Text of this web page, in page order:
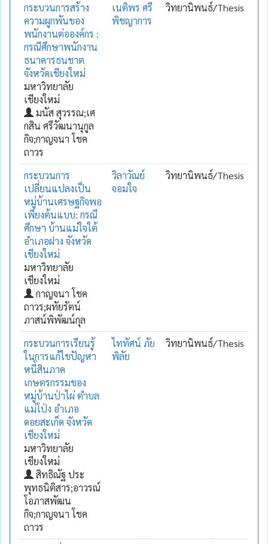
กระบวนการสร้าง
ความผูกพันของ
พนักงานต่อองค์กร :
กรณีศึกษาพนักงาน
ธนาคารธนชาต
จังหวัดเชียงใหม่
มหาวิทยาลัย
เชียงใหม่
มนัส สุวรรณ;เศ
กสิน ศรีวัฒนานุกูล
กิจ;กาญจนา โชค
ถาวร
เนติพร ศรี
พิชญาการ
วิทยานิพนธ์/Thesis
กระบวนการ
เปลี่ยนแปลงเป็น
หมู่บ้านเศรษฐกิจพอ
เพียงต้นแบบ: กรณี
ศึกษา บ้านแม่ใจใต้
อำเภอฝาง จังหวัด
เชียงใหม่
มหาวิทยาลัย
เชียงใหม่
กาญจนา โชค
ถาวร;ผทัยรัตน์
ภาสน์พิพัฒน์กุล
วิลาวัณย์
จอมใจ
วิทยานิพนธ์/Thesis
กระบวนการเรียนรู้
ในการแก้ไขปัญหา
หนี้สินภาค
เกษตรกรรมของ
หมู่บ้านป่าไผ่ ตำบล
แม่โป่ง อำเภอ
ดอยสะเก็ด จังหวัด
เชียงใหม่
มหาวิทยาลัย
เชียงใหม่
สิทธิณัฐ ประ
พุทธนิติสาร;อาวรณ์
โอภาสพัฒน
กิจ;กาญจนา โชค
ถาวร
ไททัศน์ ภัย
พิลัย
วิทยานิพนธ์/Thesis